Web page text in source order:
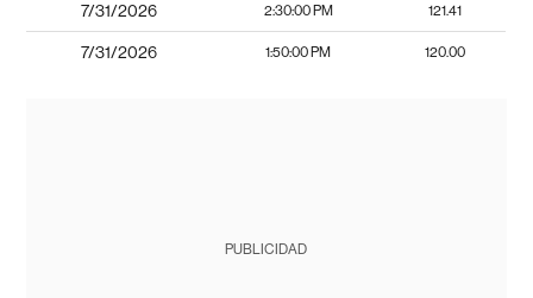
7/31/2026 2:30:00 PM 121.41
7/31/2026 1:50:00 PM 120.00
PUBLICIDAD